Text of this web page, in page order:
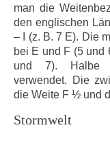
man die
den englischen
– I (z. B. 7 E). Die
bei E und F (5 und
und 7). Halbe
verwendet. Die
die Weite F ½ und
Stormwelt